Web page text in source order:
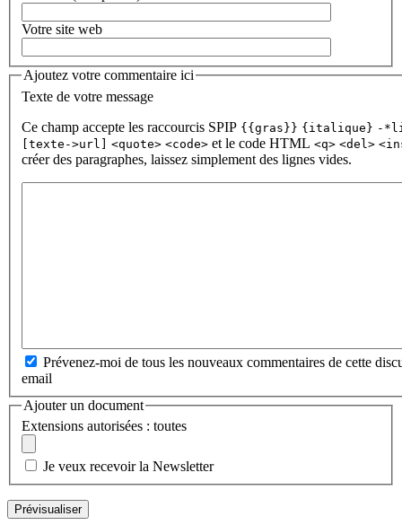
Votre site web
Ajoutez votre commentaire ici
Texte de votre message
Ce champ accepte les raccourcis SPIP {{gras}} {italique} -
[texte->url] <quote> <code> et le code HTML <q> <del>
créer des paragraphes, laissez simplement des lignes vides.
Prévenez-moi de tous les nouveaux commentaires de cette
email
Ajouter un document
Extensions autorisées : toutes
Je veux recevoir la Newsletter